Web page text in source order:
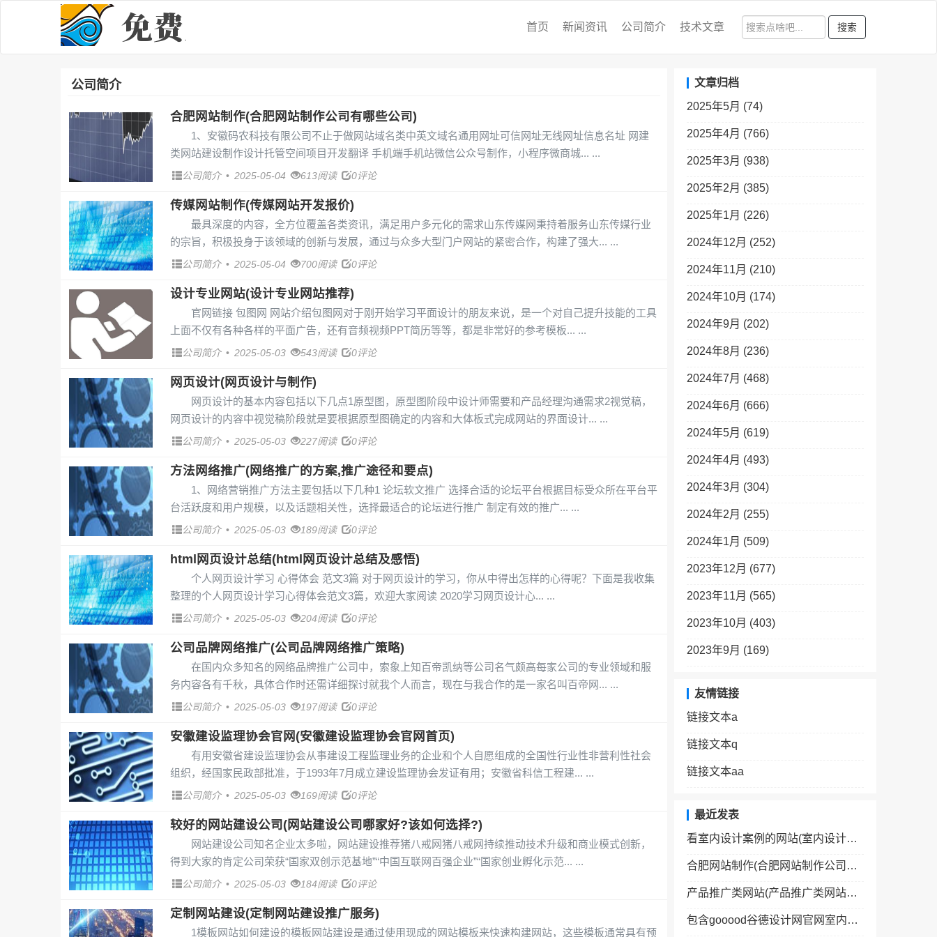
搜索
首页 新闻资讯 公司简介 技术文章
公司简介
合肥网站制作(合肥网站制作公司有哪些公司)
1、安徽码农科技有限公司不止于做网站域名类中英文域名通用网址可信网址无线网址信息名址 网建
类网站建设制作设计托管空间项目开发翻译 手机端手机站微信公众号制作，小程序微商城...
公司简介 • 2025-05-04 613阅读 0评论
传媒网站制作(传媒网站开发报价)
最具深度的内容，全方位覆盖各类资讯，满足用户多元化的需求山东传媒网秉持着服务山东传媒行业
的宗旨，积极投身于该领域的创新与发展，通过与众多大型门户网站的紧密合作，构建了强大...
公司简介 • 2025-05-04 700阅读 0评论
设计专业网站(设计专业网站推荐)
官网链接 包图网 网站介绍包图网对于刚开始学习平面设计的朋友来说，是一个对自己提升技能的工具
上面不仅有各种各样的平面广告，还有音频视频PPT简历等等，都是非常好的参考模板...
公司简介 • 2025-05-03 543阅读 0评论
网页设计(网页设计与制作)
网页设计的基本内容包括以下几点1原型图，原型图阶段中设计师需要和产品经理沟通需求2视觉稿，
网页设计的内容中视觉稿阶段就是要根据原型图确定的内容和大体板式完成网站的界面设计...
公司简介 • 2025-05-03 227阅读 0评论
方法网络推广(网络推广的方案,推广途径和要点)
1、网络营销推广方法主要包括以下几种1 论坛软文推广 选择合适的论坛平台根据目标受众所在平台平
台活跃度和用户规模，以及话题相关性，选择最适合的论坛进行推广 制定有效的推广...
公司简介 • 2025-05-03 189阅读 0评论
html网页设计总结(html网页设计总结及感悟)
个人网页设计学习 心得体会 范文3篇 对于网页设计的学习，你从中得出怎样的心得呢？下面是我收集
整理的个人网页设计学习心得体会范文3篇，欢迎大家阅读 2020学习网页设计心...
公司简介 • 2025-05-03 204阅读 0评论
公司品牌网络推广(公司品牌网络推广策略)
在国内众多知名的网络品牌推广公司中，索象上知百帝凯纳等公司名气颇高每家公司的专业领域和服
务内容各有千秋，具体合作时还需详细探讨就我个人而言，现在与我合作的是一家名叫百帝网...
公司简介 • 2025-05-03 197阅读 0评论
安徽建设监理协会官网(安徽建设监理协会官网首页)
有用安徽省建设监理协会从事建设工程监理业务的企业和个人自愿组成的全国性行业性非营利性社会
组织，经国家民政部批准，于1993年7月成立建设监理协会发证有用；安徽省科信工程建...
公司简介 • 2025-05-03 169阅读 0评论
较好的网站建设公司(网站建设公司哪家好?该如何选择?)
网站建设公司知名企业太多啦，网站建设推荐猪八戒网猪八戒网持续推动技术升级和商业模式创新，
得到大家的肯定公司荣获“国家双创示范基地”“中国互联网百强企业”“国家创业孵化示范...
公司简介 • 2025-05-03 184阅读 0评论
定制网站建设(定制网站建设推广服务)
1模板网站如何建设的模板网站建设是通过使用现成的网站模板来快速构建网站，这些模板通常具有预
文章归档
2025年5月 (74)
2025年4月 (766)
2025年3月 (938)
2025年2月 (385)
2025年1月 (226)
2024年12月 (252)
2024年11月 (210)
2024年10月 (174)
2024年9月 (202)
2024年8月 (236)
2024年7月 (468)
2024年6月 (666)
2024年5月 (619)
2024年4月 (493)
2024年3月 (304)
2024年2月 (255)
2024年1月 (509)
2023年12月 (677)
2023年11月 (565)
2023年10月 (403)
2023年9月 (169)
友情链接
链接文本a
链接文本q
链接文本aa
最近发表
看室内设计案例的网站(室内设计师网站十大网站)
合肥网站制作(合肥网站制作公司有哪些公司)
产品推广类网站(产品推广类网站排名)
包含gooood谷德设计网官网室内设计的词条